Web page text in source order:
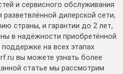
и сервисного обслуживания
дилерской сети,
страны, и гарантии до 2 лет,
в надёжности приобретённой
на всех этапах
rf.ru вы можете узнать более
статье мы рассмотрим